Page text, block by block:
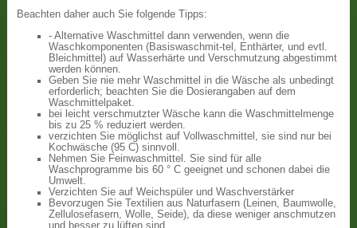
Beachten daher auch Sie folgende Tipps:
- Alternative Waschmittel dann verwenden, wenn die
Waschkomponenten (Basiswaschmit-tel, Enthärter, und evtl.
Bleichmittel) auf Wasserhärte und Verschmutzung abgestimmt
werden können.
Geben Sie nie mehr Waschmittel in die Wäsche als unbedingt
erforderlich; beachten Sie die Dosierangaben auf dem
Waschmittelpaket.
bei leicht verschmutzter Wäsche kann die Waschmittelmenge
bis zu 25 % reduziert werden.
verzichten Sie möglichst auf Vollwaschmittel, sie sind nur bei
Kochwäsche (95 C) sinnvoll.
Nehmen Sie Feinwaschmittel. Sie sind für alle
Waschprogramme bis 60 ° C geeignet und schonen dabei die
Umwelt.
Verzichten Sie auf Weichspüler und Waschverstärker
Bevorzugen Sie Textilien aus Naturfasern (Leinen, Baumwolle,
Zellulosefasern, Wolle, Seide), da diese weniger anschmutzen
und besser zu lüften sind.